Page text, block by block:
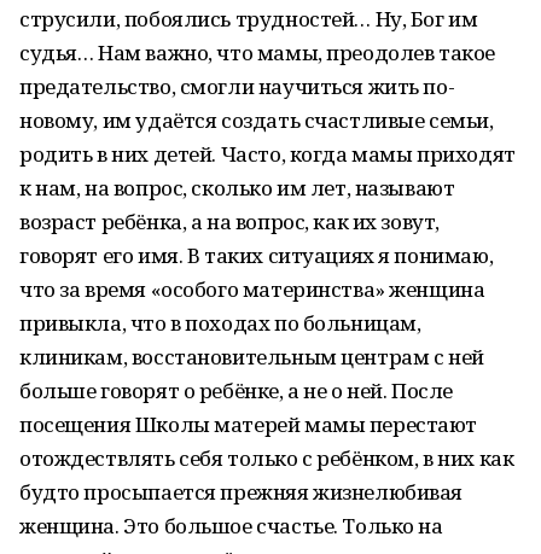
струсили, побоялись трудностей… Ну, Бог им
судья… Нам важно, что мамы, преодолев такое
предательство, смогли научиться жить по-
новому, им удаётся создать счастливые семьи,
родить в них детей. Часто, когда мамы приходят
к нам, на вопрос, сколько им лет, называют
возраст ребёнка, а на вопрос, как их зовут,
говорят его имя. В таких ситуациях я понимаю,
что за время «особого материнства» женщина
привыкла, что в походах по больницам,
клиникам, восстановительным центрам с ней
больше говорят о ребёнке, а не о ней. После
посещения Школы матерей мамы перестают
отождествлять себя только с ребёнком, в них как
будто просыпается прежняя жизнелюбивая
женщина. Это большое счастье. Только на